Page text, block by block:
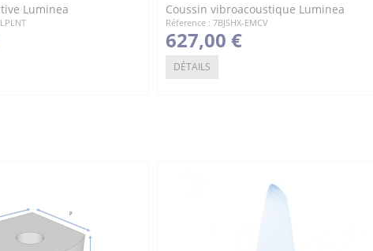
Luminea Coussin vibroacoustique Luminea
Réference : 7BJSHX-EMCV
627,00 €
DÉTAILS